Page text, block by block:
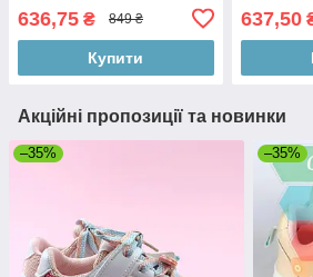
636,75 ₴ 849 ₴
Купити
637,50
Акційні пропозиції та новинки
–35% –35%